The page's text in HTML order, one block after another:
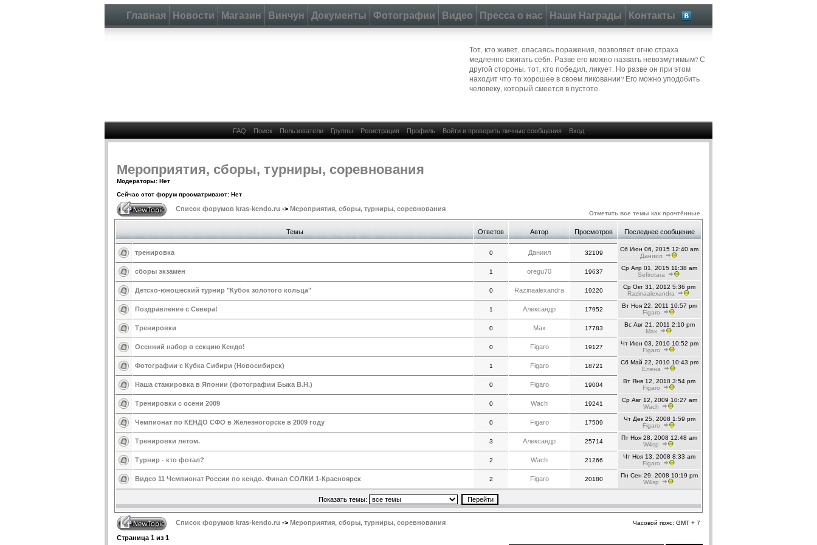
Главная Новости Магазин Винчун Документы Фотографии Видео Пресса о нас Наши Награды Контакты
Тот, кто живет, опасаясь поражения, позволяет огню страха
медленно сжигать себя. Разве его можно назвать невозмутимым? С
другой стороны, тот, кто победил, ликует. Но разве он при этом
находит что-то хорошее в своем ликовании? Его можно уподобить
человеку, который смеется в пустоте.
FAQ Поиск Пользователи Группы Регистрация Профиль Войти и проверить личные сообщения Вход
Мероприятия, сборы, турниры, соревнования
Модераторы: Нет
Сейчас этот форум просматривают: Нет
Список форумов kras-kendo.ru -> Мероприятия, сборы, турниры, соревнования
Отметить все темы как прочтённые
Темы Ответов Автор Просмотров Последнее сообщение
тренировка 0 Даниил 32109
Сб Июн 06, 2015 12:40 am
Даниил
сборы экзамен 1 oregu70 19637
Ср Апр 01, 2015 11:38 am
Sefirotara
Детско-юношеский турнир "Кубок золотого кольца" 0 Razinaalexandra 19220
Ср Окт 31, 2012 5:36 pm
Razinaalexandra
Поздравление с Севера! 1 Александр 17952
Вт Ноя 22, 2011 10:57 pm
Figaro
Тренировки 0 Max 17783
Вс Авг 21, 2011 2:10 pm
Max
Осенний набор в секцию Кендо! 0 Figaro 19127
Чт Июн 03, 2010 10:52 pm
Figaro
Фотографии с Кубка Сибири (Новосибирск) 1 Figaro 18721
Сб Май 22, 2010 10:43 pm
Елена
Наша стажировка в Японии (фотографии Быка В.Н.) 0 Figaro 19004
Вт Янв 12, 2010 3:54 pm
Figaro
Тренировки с осени 2009 0 Wach 19241
Ср Авг 12, 2009 10:27 am
Wach
Чемпионат по КЕНДО СФО в Железногорске в 2009 году 0 Figaro 17509
Чт Дек 25, 2008 1:59 pm
Figaro
Тренировки летом. 3 Александр 25714
Пт Ноя 28, 2008 12:48 am
W4sp
Турнир - кто фотал? 2 Wach 21266
Чт Ноя 13, 2008 8:33 am
Figaro
Видео 11 Чемпионат России по кендо. Финал СОЛКИ 1-Красноярск 2 Figaro 20180
Пн Сен 29, 2008 10:19 pm
W4sp
Показать темы:
Список форумов kras-kendo.ru -> Мероприятия, сборы, турниры, соревнования Часовой пояс: GMT + 7
Страница 1 из 1